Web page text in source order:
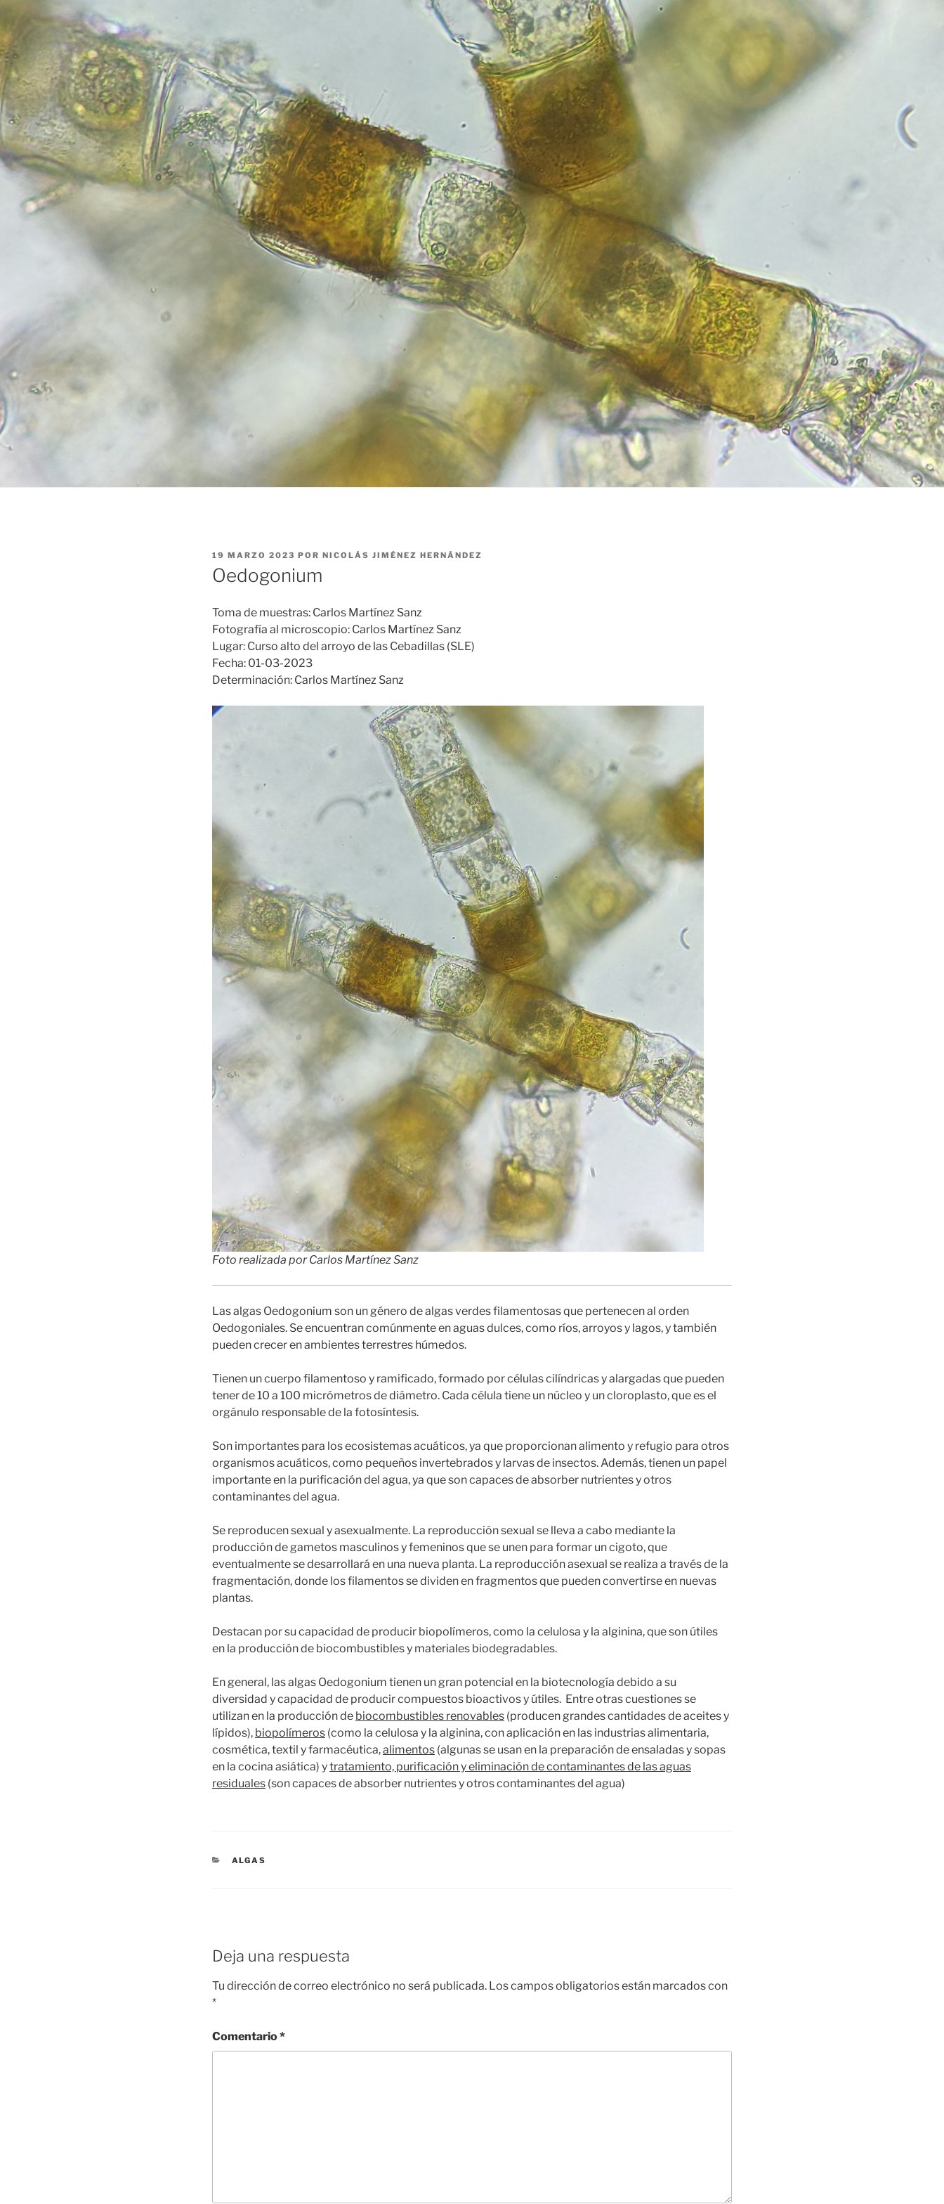
PUBLICADO
EL
19 MARZO 2023 POR NICOLÁS JIMÉNEZ HERNÁNDEZ
Oedogonium
Toma de muestras: Carlos Martínez Sanz
Fotografía al microscopio: Carlos Martínez Sanz
Lugar: Curso alto del arroyo de las Cebadillas (SLE)
Fecha: 01-03-2023
Determinación: Carlos Martínez Sanz
Foto realizada por Carlos Martínez Sanz
Las algas Oedogonium son un género de algas verdes filamentosas que pertenecen al orden
Oedogoniales. Se encuentran comúnmente en aguas dulces, como ríos, arroyos y lagos, y también
pueden crecer en ambientes terrestres húmedos.
Tienen un cuerpo filamentoso y ramificado, formado por células cilíndricas y alargadas que pueden
tener de 10 a 100 micrómetros de diámetro. Cada célula tiene un núcleo y un cloroplasto, que es el
orgánulo responsable de la fotosíntesis.
Son importantes para los ecosistemas acuáticos, ya que proporcionan alimento y refugio para otros
organismos acuáticos, como pequeños invertebrados y larvas de insectos. Además, tienen un papel
importante en la purificación del agua, ya que son capaces de absorber nutrientes y otros
contaminantes del agua.
Se reproducen sexual y asexualmente. La reproducción sexual se lleva a cabo mediante la
producción de gametos masculinos y femeninos que se unen para formar un cigoto, que
eventualmente se desarrollará en una nueva planta. La reproducción asexual se realiza a través de la
fragmentación, donde los filamentos se dividen en fragmentos que pueden convertirse en nuevas
plantas.
Destacan por su capacidad de producir biopolímeros, como la celulosa y la alginina, que son útiles
en la producción de biocombustibles y materiales biodegradables.
En general, las algas Oedogonium tienen un gran potencial en la biotecnología debido a su
diversidad y capacidad de producir compuestos bioactivos y útiles. Entre otras cuestiones se
utilizan en la producción de biocombustibles renovables (producen grandes cantidades de aceites y
lípidos), biopolímeros (como la celulosa y la alginina, con aplicación en las industrias alimentaria,
cosmética, textil y farmacéutica,alimentos (algunas se usan en la preparación de ensaladas y sopas
en la cocina asiática) ytratamiento, purificación y eliminación de contaminantes de las aguas
residuales (son capaces de absorber nutrientes y otros contaminantes del agua)
CATEGORÍAS
ALGAS
Deja una respuesta
Tu dirección de correo electrónico no será publicada. Los campos obligatorios están marcados con
*
Comentario*